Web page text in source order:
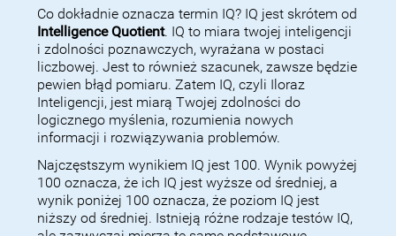
Co dokładnie oznacza termin IQ? IQ jest skrótem od
Intelligence Quotient. IQ to miara twojej inteligencji
i zdolności poznawczych, wyrażana w postaci
liczbowej. Jest to również szacunek, zawsze będzie
pewien błąd pomiaru. Zatem IQ, czyli Iloraz
Inteligencji, jest miarą Twojej zdolności do
logicznego myślenia, rozumienia nowych
informacji i rozwiązywania problemów.
Najczęstszym wynikiem IQ jest 100. Wynik powyżej
100 oznacza, że ich IQ jest wyższe od średniej, a
wynik poniżej 100 oznacza, że poziom IQ jest
niższy od średniej. Istnieją różne rodzaje testów IQ,